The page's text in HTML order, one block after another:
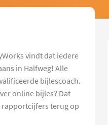
vindt dat iedere
in Halfweg! Alle
bijlescoach.
online bijles? Dat
rapportcijfers terug op